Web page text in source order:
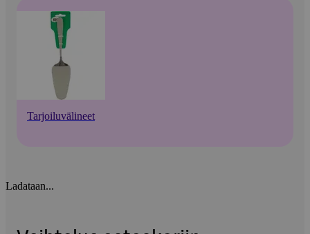
Tarjoiluvälineet
Ladataan...